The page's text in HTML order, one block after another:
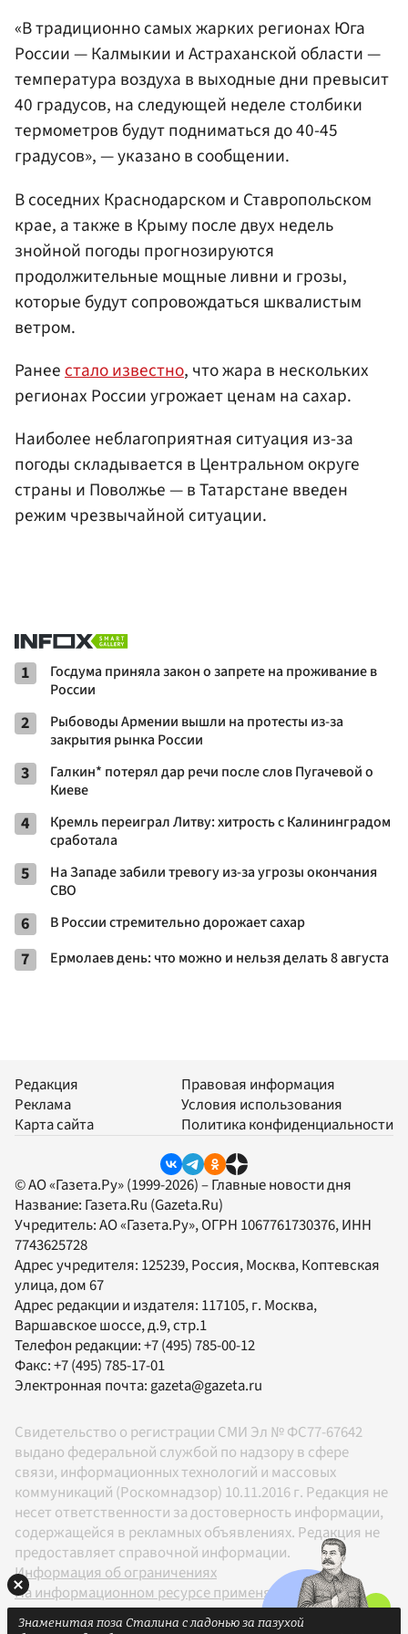
«В традиционно самых жарких регионах Юга
России — Калмыкии и Астраханской области —
температура воздуха в выходные дни превысит
40 градусов, на следующей неделе столбики
термометров будут подниматься до 40-45
градусов», — указано в сообщении.
В соседних Краснодарском и Ставропольском
крае, а также в Крыму после двух недель
знойной погоды прогнозируются
продолжительные мощные ливни и грозы,
которые будут сопровождаться шквалистым
ветром.
Ранеестало известно, что жара в нескольких
регионах России угрожает ценам на сахар.
Наиболее неблагоприятная ситуация из-за
погоды складывается в Центральном округе
страны и Поволжье — в Татарстане введен
режим чрезвычайной ситуации.
1
Госдума приняла закон о запрете на проживание в
России
2
Рыбоводы Армении вышли на протесты из-за
закрытия рынка России
3
Галкин* потерял дар речи после слов Пугачевой о
Киеве
4
Кремль переиграл Литву: хитрость с Калининградом
сработала
5
На Западе забили тревогу из-за угрозы окончания
СВО
6 В России стремительно дорожает сахар
7 Ермолаев день: что можно и нельзя делать 8 августа
Редакция
Реклама
Карта сайта
Правовая информация
Условия использования
Политика конфиденциальности
© АО «Газета.Ру» (1999-2026) – Главные новости дня
Название: Газета.Ru (Gazeta.Ru)
Учредитель:АО «Газета.Ру», ОГРН 1067761730376, ИНН
7743625728
Адрес учредителя: 125239, Россия, Москва, Коптевская
улица, дом 67
Адрес редакции и издателя: 117105, г. Москва,
Варшавское шоссе, д.9, стр.1
Телефон редакции:+7 (495) 785-00-12
Факс:+7 (495) 785-17-01
Электронная почта:gazeta@gazeta.ru
Свидетельство о регистрации СМИ Эл № ФС77-67642
выдано федеральной службой по надзору в сфере
связи, информационных технологий и массовых
коммуникаций (Роскомнадзор) 10.11.2016 г. Редакция не
несет ответственности за достоверность информации,
содержащейся в рекламных объявлениях. Редакция не
предоставляет справочной информации.
Информация об ограничениях
На информационном ресурсе применяются
рекомендательные технологии в соответствии с
Знаменитая поза Сталина с ладонью за пазухой